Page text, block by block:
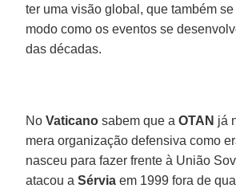
ter uma visão global, que também
modo como os eventos se
das décadas.
NoVaticano sabem que aOTAN já
mera organização defensiva como
nasceu para fazer frente à União
atacou aSérvia em 1999 fora de